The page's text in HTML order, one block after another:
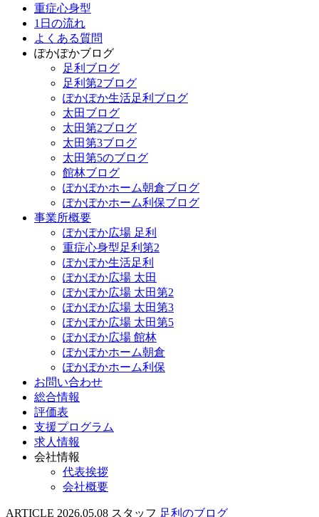
重症心身型
1日の流れ
よくある質問
ぽかぽかブログ
足利ブログ
足利第2ブログ
ぽかぽか生活足利ブログ
太田ブログ
太田第2ブログ
太田第3ブログ
太田第5のブログ
館林ブログ
ぽかぽかホーム朝倉ブログ
ぽかぽかホーム利保ブログ
事業所概要
ぽかぽか広場 足利
重症心身型足利第2
ぽかぽか生活足利
ぽかぽか広場 太田
ぽかぽか広場 太田第2
ぽかぽか広場 太田第3
ぽかぽか広場 太田第5
ぽかぽか広場 館林
ぽかぽかホーム朝倉
ぽかぽかホーム利保
お問い合わせ
総合情報
評価表
支援プログラム
求人情報
会社情報
代表挨拶
会社概要
ARTICLE 2026.05.08 スタッフ 足利のブログ